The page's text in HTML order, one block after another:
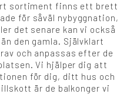
sortiment finns ett brett
för såväl nybyggnation,
det senare kan vi också
den gamla. Självklart
och anpassas efter de
Vi hjälper dig att
för dig, ditt hus och
är de balkonger vi